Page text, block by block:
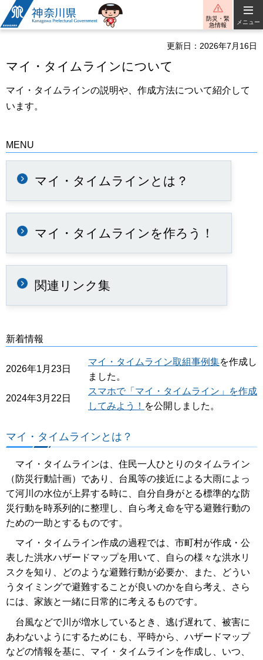
神奈川県
防災・緊
急情報
メニュー
更新日：2026年7月16日
マイ・タイムラインについて
マイ・タイムラインの説明や、作成方法について紹介して
います。
MENU
マイ・タイムラインとは？
マイ・タイムラインを作ろう！
関連リンク集
新着情報
2026年1月23日
マイ・タイムライン取組事例集を作成し
ました。
2024年3月22日
スマホで「マイ・タイムライン」を作成
してみよう！ を公開しました。
マイ・タイムラインとは？
マイ・タイムラインは、住民一人ひとりのタイムライン
（防災行動計画）であり、台風等の接近による大雨によっ
て河川の水位が上昇する時に、自分自身がとる標準的な防
災行動を時系列的に整理し、自ら考え命を守る避難行動の
ための一助とするものです。
マイ・タイムライン作成の過程では、市町村が作成・公
表した洪水ハザードマップを用いて、自らの様々な洪水リ
スクを知り、どのような避難行動が必要か、また、どうい
うタイミングで避難することが良いのかを自ら考え、さら
には、家族と一緒に日常的に考えるものです。
台風などで川が増水しているとき、逃げ遅れて、被害に
あわないようにするためにも、平時から、ハザードマップ
などの情報を基に、マイ・タイムラインを作成し、いつ、